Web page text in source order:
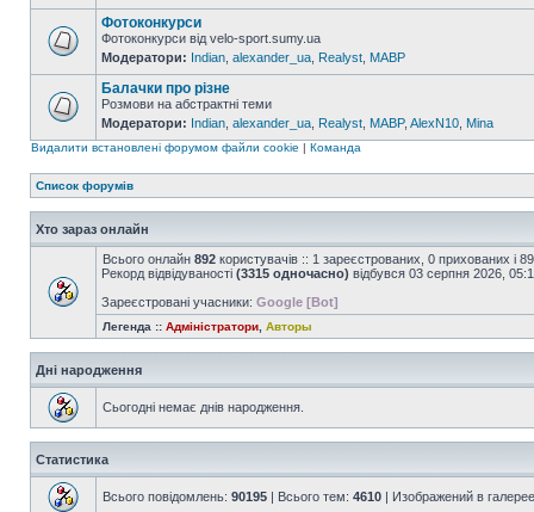
Фотоконкурси
Фотоконкурси від velo-sport.sumy.ua
Модератори: Indian alexander_ua Realyst MABP
Балачки про різне
Розмови на абстрактні теми
Модератори: Indian alexander_ua Realyst MABP, AlexN10 Mina
Видалити встановлені форумом файли cookie | Команда
Список форумів
Хто зараз онлайн
Всього онлайн 892 користувачів :: 1 зареєстрованих, 0 прихованих і
Рекорд відвідуваності (3315 одночасно) відбувся 03 серпня 2026,
Зареєстровані учасники: Google [Bot]
Легенда :: Адміністратори Авторы
Дні народження
Сьогодні немає днів народження.
Статистика
Всього повідомлень: 90195 | Всього тем: 4610 | Изображений в